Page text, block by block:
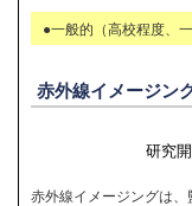
●一般的（高校程度、一
赤外線イメージン
研究
赤外線イメージングは